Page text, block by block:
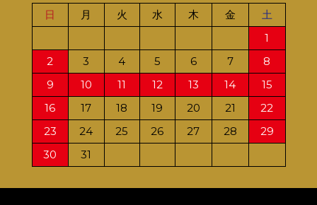
日 月 火 水 木 金
土
1
2
3 4 5 6 7
8
9
10 11 12 13 14
15
16
17 18 19 20 21
22
23
24 25 26 27 28
29
30
31